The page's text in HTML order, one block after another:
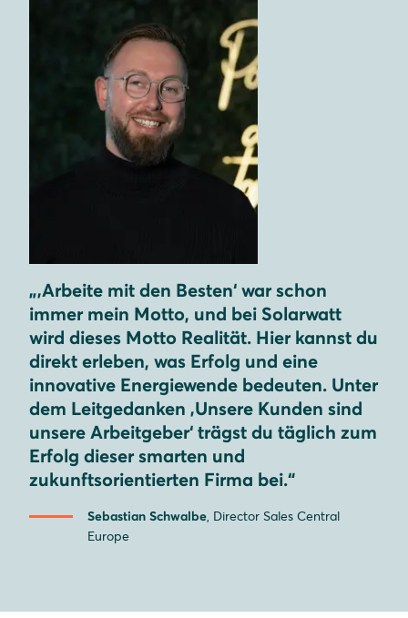
„‚Arbeite mit den Besten‘ war schon
immer mein Motto, und bei Solarwatt
wird dieses Motto Realität. Hier kannst du
direkt erleben, was Erfolg und eine
innovative Energiewende bedeuten. Unter
dem Leitgedanken ‚Unsere Kunden sind
unsere Arbeitgeber‘ trägst du täglich zum
Erfolg dieser smarten und
zukunftsorientierten Firma bei.“
Sebastian Schwalbe, Director Sales Central
Europe